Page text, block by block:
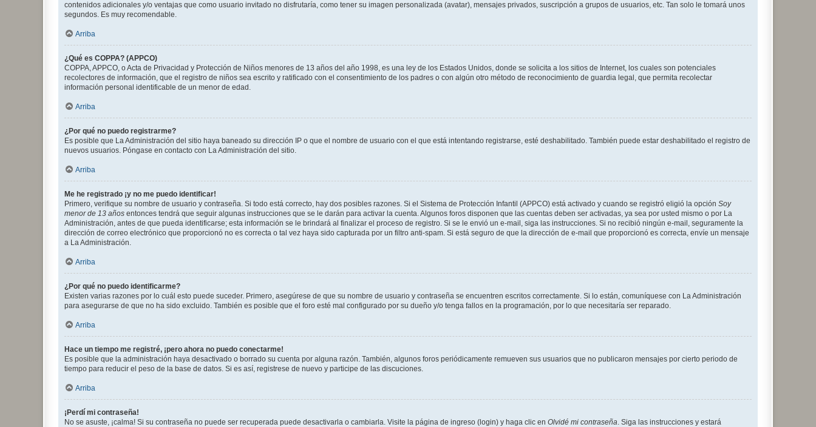
contenidos adicionales y/o ventajas que como usuario invitado no disfrutaría, como tener su imagen personalizada (avatar), mensajes privados, suscripción a grupos de usuarios, etc. Tan solo le tomará unos
segundos. Es muy recomendable.
Arriba
¿Qué es COPPA? (APPCO)
COPPA, APPCO, o Acta de Privacidad y Protección de Niños menores de 13 años del año 1998, es una ley de los Estados Unidos, donde se solicita a los sitios de Internet, los cuales son potenciales
recolectores de información, que el registro de niños sea escrito y ratificado con el consentimiento de los padres o con algún otro método de reconocimiento de guardia legal, que permita recolectar
información personal identificable de un menor de edad.
Arriba
¿Por qué no puedo registrarme?
Es posible que La Administración del sitio haya baneado su dirección IP o que el nombre de usuario con el que está intentando registrarse, esté deshabilitado. También puede estar deshabilitado el registro de
nuevos usuarios. Póngase en contacto con La Administración del sitio.
Arriba
Me he registrado ¡y no me puedo identificar!
Primero, verifique su nombre de usuario y contraseña. Si todo está correcto, hay dos posibles razones. Si el Sistema de Protección Infantil (APPCO) está activado y cuando se registró eligió la opción Soy
menor de 13 años entonces tendrá que seguir algunas instrucciones que se le darán para activar la cuenta. Algunos foros disponen que las cuentas deben ser activadas, ya sea por usted mismo o por La
Administración, antes de que pueda identificarse; esta información se le brindará al finalizar el proceso de registro. Si se le envió un e-mail, siga las instrucciones. Si no recibió ningún e-mail, seguramente la
dirección de correo electrónico que proporcionó no es correcta o tal vez haya sido capturada por un filtro anti-spam. Si está seguro de que la dirección de e-mail que proporcionó es correcta, envíe un mensaje
a La Administración.
Arriba
¿Por qué no puedo identificarme?
Existen varias razones por lo cuál esto puede suceder. Primero, asegúrese de que su nombre de usuario y contraseña se encuentren escritos correctamente. Si lo están, comuníquese con La Administración
para asegurarse de que no ha sido excluido. También es posible que el foro esté mal configurado por su dueño y/o tenga fallos en la programación, por lo que necesitaría ser reparado.
Arriba
Hace un tiempo me registré, ¡pero ahora no puedo conectarme!
Es posible que la administración haya desactivado o borrado su cuenta por alguna razón. También, algunos foros periódicamente remueven sus usuarios que no publicaron mensajes por cierto periodo de
tiempo para reducir el peso de la base de datos. Si es así, registrese de nuevo y participe de las discuciones.
Arriba
¡Perdí mi contraseña!
No se asuste, ¡calma! Si su contraseña no puede ser recuperada puede desactivarla o cambiarla. Visite la página de ingreso (login) y haga clic en Olvidé mi contraseña. Siga las instrucciones y estará